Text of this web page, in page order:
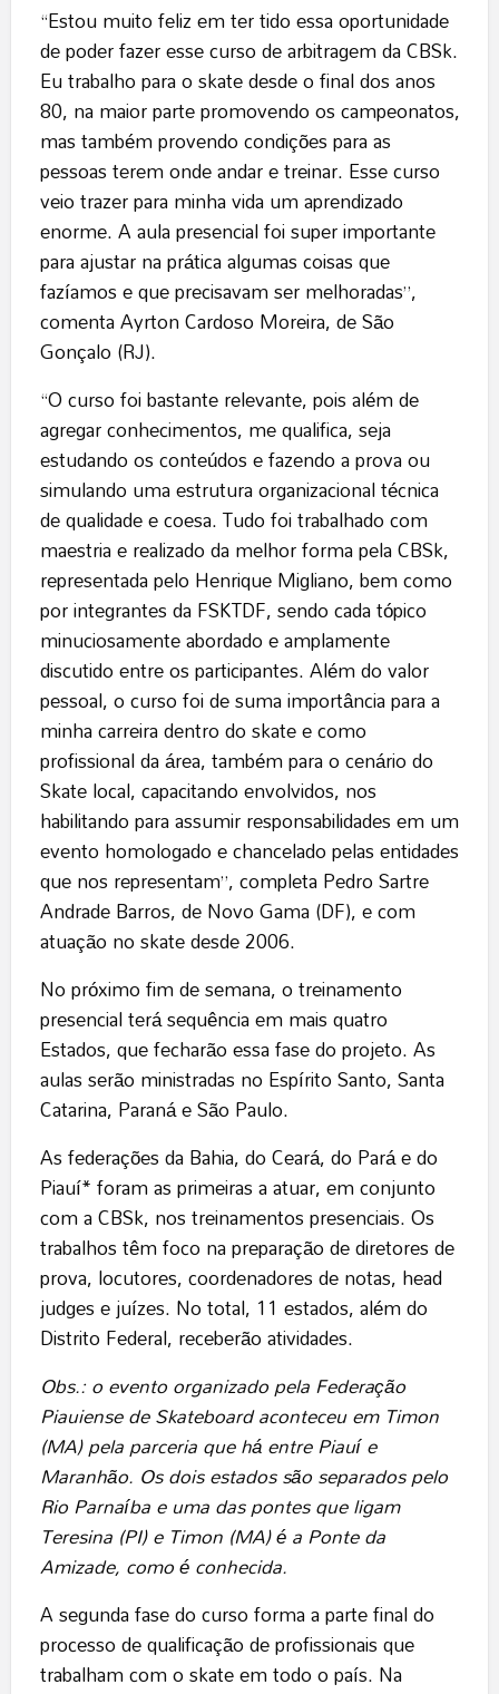
“Estou muito feliz em ter tido essa oportunidade
de poder fazer esse curso de arbitragem da CBSk.
Eu trabalho para o skate desde o final dos anos
80, na maior parte promovendo os campeonatos,
mas também provendo condições para as
pessoas terem onde andar e treinar. Esse curso
veio trazer para minha vida um aprendizado
enorme. A aula presencial foi super importante
para ajustar na prática algumas coisas que
fazíamos e que precisavam ser melhoradas”,
comenta Ayrton Cardoso Moreira, de São
Gonçalo (RJ).
“O curso foi bastante relevante, pois além de
agregar conhecimentos, me qualifica, seja
estudando os conteúdos e fazendo a prova ou
simulando uma estrutura organizacional técnica
de qualidade e coesa. Tudo foi trabalhado com
maestria e realizado da melhor forma pela CBSk,
representada pelo Henrique Migliano, bem como
por integrantes da FSKTDF, sendo cada tópico
minuciosamente abordado e amplamente
discutido entre os participantes. Além do valor
pessoal, o curso foi de suma importância para a
minha carreira dentro do skate e como
profissional da área, também para o cenário do
Skate local, capacitando envolvidos, nos
habilitando para assumir responsabilidades em um
evento homologado e chancelado pelas entidades
que nos representam”, completa Pedro Sartre
Andrade Barros, de Novo Gama (DF), e com
atuação no skate desde 2006.
No próximo fim de semana, o treinamento
presencial terá sequência em mais quatro
Estados, que fecharão essa fase do projeto. As
aulas serão ministradas no Espírito Santo, Santa
Catarina, Paraná e São Paulo.
As federações da Bahia, do Ceará, do Pará e do
Piauí* foram as primeiras a atuar, em conjunto
com a CBSk, nos treinamentos presenciais. Os
trabalhos têm foco na preparação de diretores de
prova, locutores, coordenadores de notas, head
judges e juízes. No total, 11 estados, além do
Distrito Federal, receberão atividades.
Obs.: o evento organizado pela Federação
Piauiense de Skateboard aconteceu em Timon
(MA) pela parceria que há entre Piauí e
Maranhão. Os dois estados são separados pelo
Rio Parnaíba e uma das pontes que ligam
Teresina (PI) e Timon (MA) é a Ponte da
Amizade, como é conhecida.
A segunda fase do curso forma a parte final do
processo de qualificação de profissionais que
trabalham com o skate em todo o país. Na